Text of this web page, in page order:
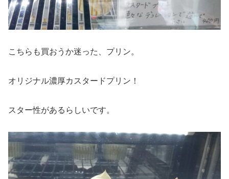
こちらも買おうか迷った、プリン。
オリジナル濃厚カスタードプリン！
スター性があるらしいです。